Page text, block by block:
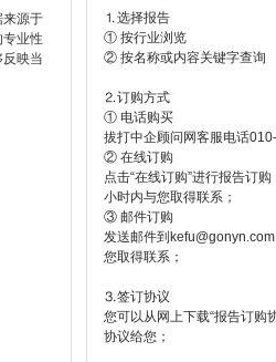
来源于
业性
映当
⒈选择报告
① 按行业浏览
② 按名称或内容关键字查询
⒉订购方式
① 电话购买
拔打中企顾问网客服电话
② 在线订购
点击“在线订购”进行报告订
小时内与您取得联系；
③ 邮件订购
发送邮件到
您取得联系；
⒊签订协议
您可以从网上下载“报告订购
协议给您；